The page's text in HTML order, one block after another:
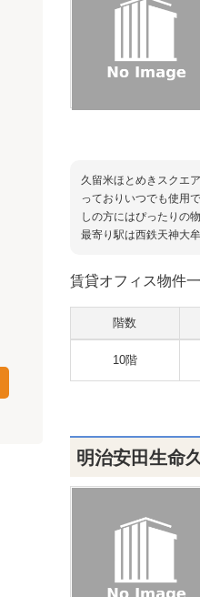
久留米ほとめきスクエ
っておりいつでも使用
しの方にはぴったりの物
最寄り駅は西鉄天神大
賃貸オフィス物件
階数
10階
明治安田生命